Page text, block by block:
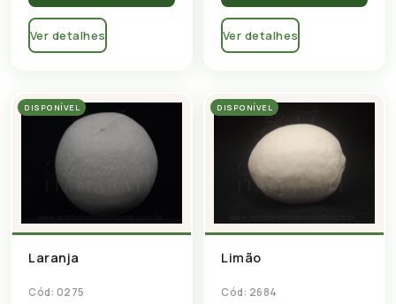
Ver detalhes Ver detalhes
DISPONÍVEL
Laranja
Cód: 0275
DISPONÍVEL
Limão
Cód: 2684